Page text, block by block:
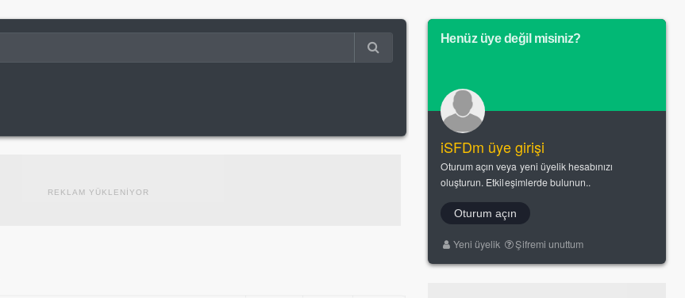
REKLAM YÜKLENİYOR
Henüz üye değil misiniz?
iSFDm üye girişi
Oturum açın veya yeni üyelik hesabınızı
oluşturun. Etkileşimlerde bulunun..
Oturum açın
Yeni üyelik Şifremi unuttum